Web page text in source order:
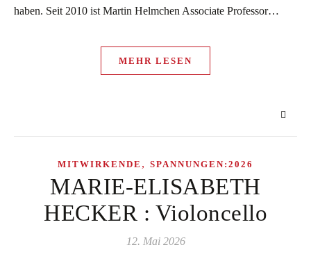
haben. Seit 2010 ist Martin Helmchen Associate Professor…
MEHR LESEN
MITWIRKENDE , SPANNUNGEN:2026
MARIE-ELISABETH
HECKER : Violoncello
12. Mai 2026